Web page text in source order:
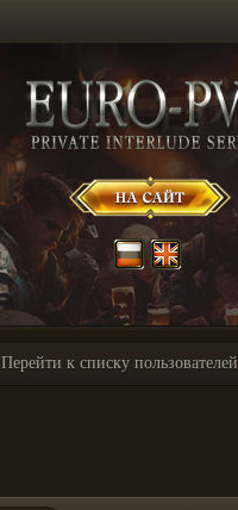
Перейти к списку пользователей